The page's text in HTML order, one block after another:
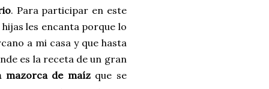
. Para participar en este
les encanta porque lo
a mi casa y que hasta
es la receta de un gran
mazorca de maízque se